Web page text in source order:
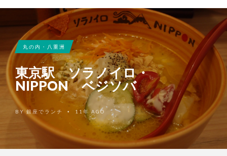
丸の内・八重洲
東京駅 ソラノイロ・
NIPPON ベジソバ
BY 銀座でランチ • 11年 AGO